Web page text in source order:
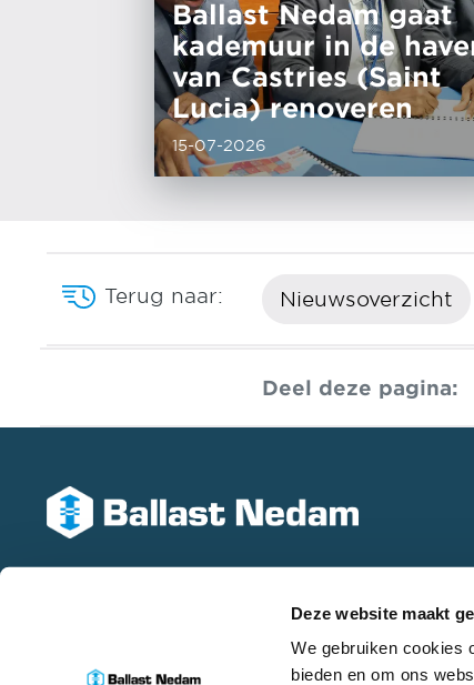
Deze website maakt
We gebruiken cookies
bieden en om ons
Ballast Nedam gaat
kademuur in de
van Castries (Saint
Lucia) renoveren
15-07-2026
Terug naar: Nieuwsoverzicht
Deel deze pagina: